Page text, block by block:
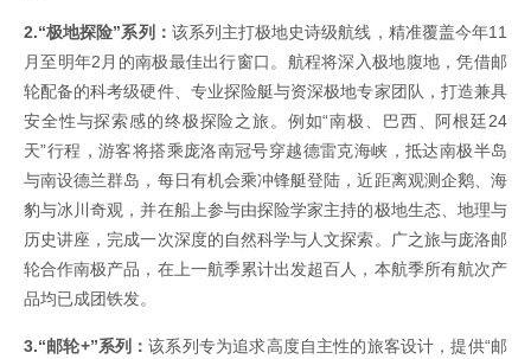
2.“极地探险”系列： 该系列主打极地史诗级航线，精准覆盖今年11
月至明年2月的南极最佳出行窗口。航程将深入极地腹地，凭借邮
轮配备的科考级硬件、专业探险艇与资深极地专家团队，打造兼具
安全性与探索感的终极探险之旅。例如“南极、巴西、阿根廷24
天”行程，游客将搭乘庞洛南冠号穿越德雷克海峡，抵达南极半岛
与南设德兰群岛，每日有机会乘冲锋艇登陆，近距离观测企鹅、海
豹与冰川奇观，并在船上参与由探险学家主持的极地生态、地理与
历史讲座，完成一次深度的自然科学与人文探索。广之旅与庞洛邮
轮合作南极产品，在上一航季累计出发超百人，本航季所有航次产
品均已成团铁发。
3.“邮轮+”系列：该系列专为追求高度自主性的旅客设计，提供“邮